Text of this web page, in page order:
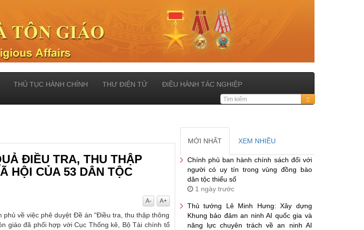
THỦ TỤC HÀNH CHÍNH THƯ ĐIỆN TỬ ĐIỀU HÀNH TÁC NGHIỆP
ĐIỀU TRA, THU THẬP
HỘI CỦA 53 DÂN TỘC
A+
A-
về việc phê duyệt Đề án "Điều tra, thu thập thông
giáo đã phối hợp với Cục Thống kê, Bộ Tài chính tổ
MỚI NHẤT XEM NHIỀU
Chính phủ ban hành chính sách đối với
người có uy tín trong vùng đồng bào
dân tộc thiểu số
1 ngày trước
Thủ tướng Lê Minh Hưng: Xây dựng
Khung bảo đảm an ninh AI quốc gia và
năng lực chuyên trách về an ninh AI